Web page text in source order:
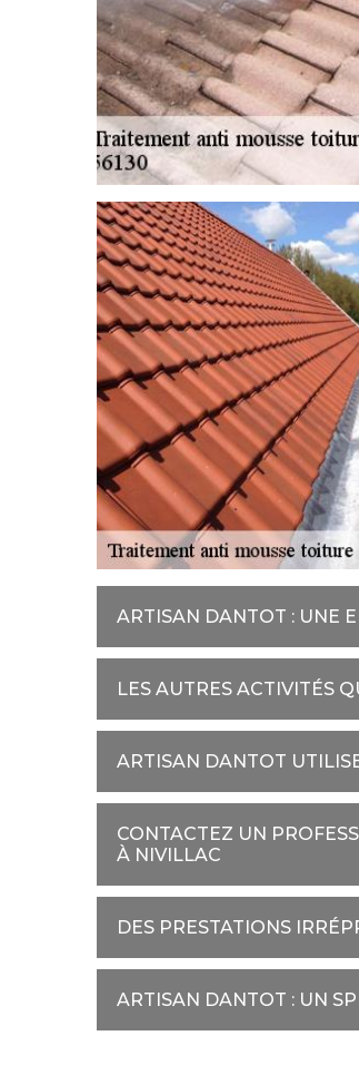
ARTISAN DANTOT : UNE
LES AUTRES ACTIVITÉS
ARTISAN DANTOT
CONTACTEZ UN
À NIVILLAC
DES PRESTATIONS
ARTISAN DANTOT : UN